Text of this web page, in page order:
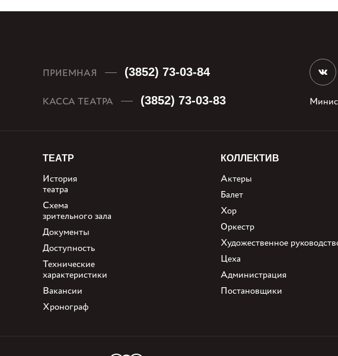
ПРИЕМНАЯ (3852) 73-03-84
КАССА ТЕАТРА (3852) 73-03-83
ТЕАТР
История
театра
Схема
зрительного зала
Документы
Доступность
Технические
характеристики
Вакансии
Хронограф
КОЛЛЕКТИВ
Актеры
Балет
Хор
Оркестр
Художественное
Цеха
Администрация
Постановщики